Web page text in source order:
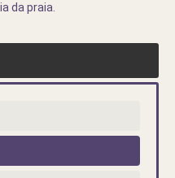
da praia.